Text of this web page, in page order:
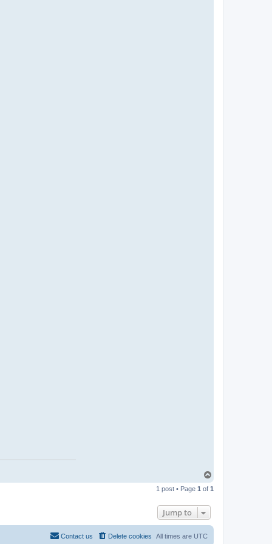
p
1 post • Page 1 of 1
Jump to
All times are UTC
Delete cookies
Contact us